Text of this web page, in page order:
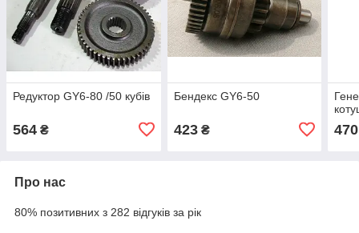
Редуктор GY6-80 /50 кубів
564 ₴
Бендекс GY6-50
423₴ 470
Про нас
80% позитивних з 282 відгуків за рік